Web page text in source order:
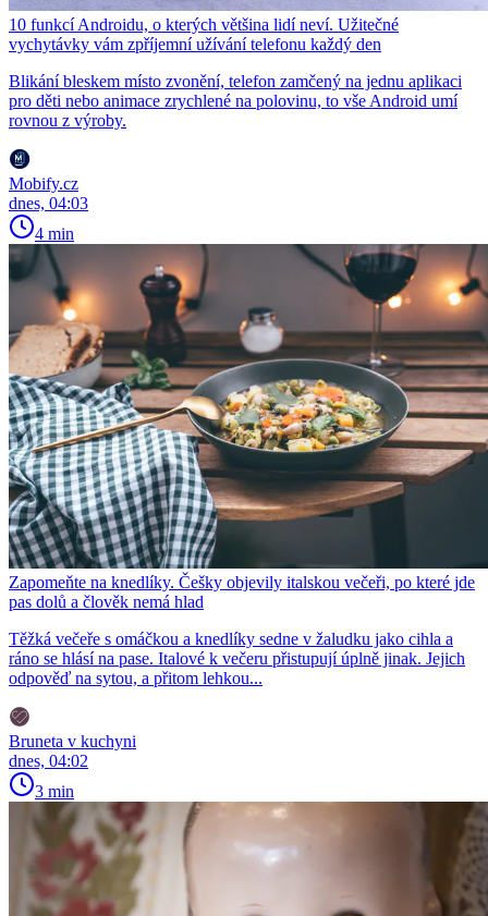
10 funkcí Androidu, o kterých většina lidí neví. Užitečné
vychytávky vám zpříjemní užívání telefonu každý den
Blikání bleskem místo zvonění, telefon zamčený na jednu aplikaci
pro děti nebo animace zrychlené na polovinu, to vše Android umí
rovnou z výroby.
Mobify.cz
dnes, 04:03
4 min
Zapomeňte na knedlíky. Češky objevily italskou večeři, po které jde
pas dolů a člověk nemá hlad
Těžká večeře s omáčkou a knedlíky sedne v žaludku jako cihla a
ráno se hlásí na pase. Italové k večeru přistupují úplně jinak. Jejich
odpověď na sytou, a přitom lehkou...
Bruneta v kuchyni
dnes, 04:02
3 min